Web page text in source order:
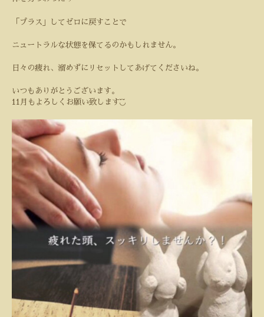
「プラス」してゼロに戻すことで
ニュートラルな状態を保てるのかもしれません。
日々の疲れ、溜めずにリセットしてあげてくださいね。
いつもありがとうございます。
11 月もよろしくお願い致します◟̆◞̆